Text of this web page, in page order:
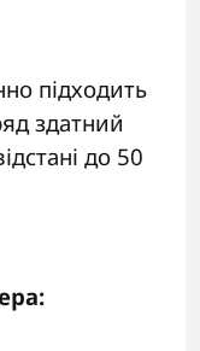
підходить
здатний
до 50